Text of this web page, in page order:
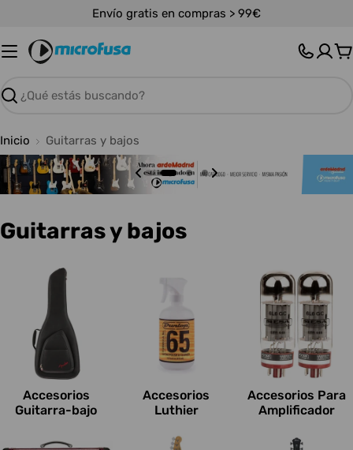
contenido
Envío gratis en compras > 99€
Buscar
Inicio Guitarras y bajos
C
Guitarras y bajos
Accesorios
Guitarra-bajo
Accesorios
Luthier
Accesorios Para
Amplificador